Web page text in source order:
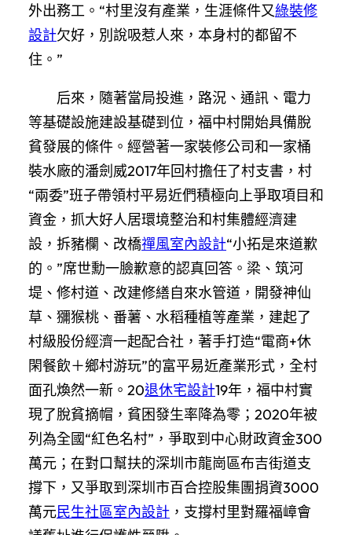
外出務工。“村里沒有產業，生涯條件又綠裝修
設計欠好，別說吸惹人來，本身村的都留不
住。”
后來，隨著當局投進，路況、通訊、電力
等基礎設施建設基礎到位，福中村開始具備脫
貧發展的條件。經營著一家裝修公司和一家桶
裝水廠的潘劍威2017年回村擔任了村支書，村
“兩委”班子帶領村平易近們積極向上爭取項目和
資金，抓大好人居環境整治和村集體經濟建
設，拆豬欄、改橋禪風室內設計“小拓是來道歉
的。”席世勳一臉歉意的認真回答。梁、筑河
堤、修村道、改建修繕自來水管道，開發神仙
草、獼猴桃、番薯、水稻種植等產業，建起了
村級股份經濟一起配合社，著手打造“電商+休
閑餐飲＋鄉村游玩”的富平易近產業形式，全村
面孔煥然一新。20退休宅設計19年，福中村實
現了脫貧摘帽，貧困發生率降為零；2020年被
列為全國“紅色名村”，爭取到中心財政資金300
萬元；在對口幫扶的深圳市龍崗區布吉街道支
撐下，又爭取到深圳市百合控股集團捐資3000
萬元民生社區室內設計 ，支撐村里對羅福嶂會